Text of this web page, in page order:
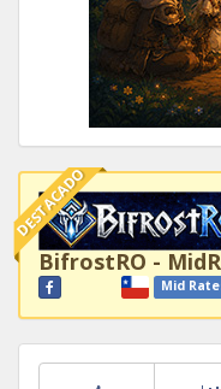
DESTACADO
BifrostRO -
Mid